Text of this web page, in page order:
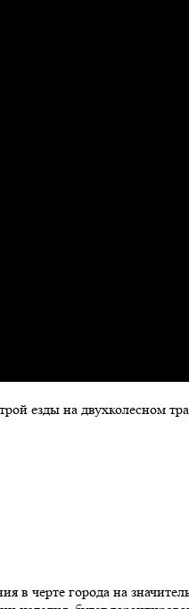
езды на двухколесном
в черте города на